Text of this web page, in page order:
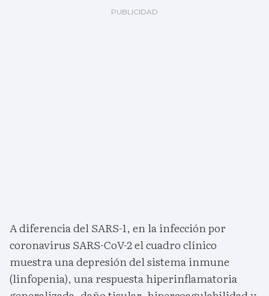
A diferencia del SARS-1, en la infección por
coronavirus SARS-CoV-2 el cuadro clínico
muestra una depresión del sistema inmune
(linfopenia), una respuesta hiperinflamatoria